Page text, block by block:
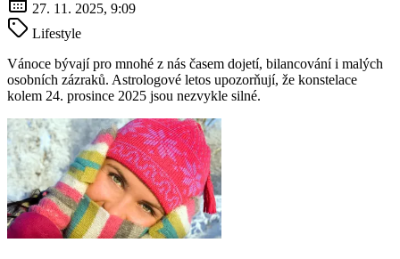
27. 11. 2025, 9:09
Lifestyle
Vánoce bývají pro mnohé z nás časem dojetí, bilancování i malých
osobních zázraků. Astrologové letos upozorňují, že konstelace
kolem 24. prosince 2025 jsou nezvykle silné.